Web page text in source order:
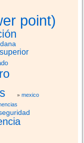
r
point)
mexico